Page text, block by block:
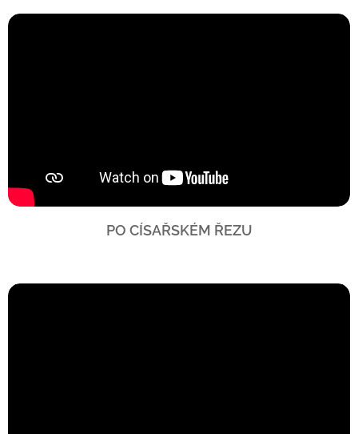
PO CÍSAŘSKÉM ŘEZU